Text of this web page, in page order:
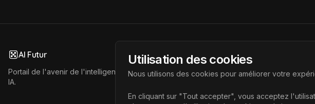
AI Futur
Portail de l'avenir de l'intelligence artificielle, vous aidant à découvrir les dernières
IA.
Utilisation des cookies
Nous utilisons des cookies pour améliorer votre
En cliquant sur "Tout accepter", vous acceptez